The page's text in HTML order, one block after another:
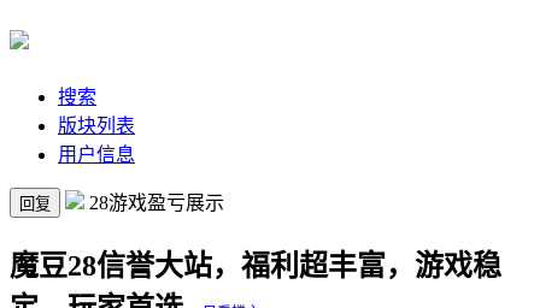
搜索
版块列表
用户信息
回复 28游戏盈亏展示
魔豆28信誉大站，福利超丰富，游戏稳